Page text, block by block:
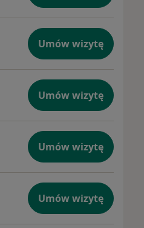
Umów wizytę
Umów wizytę
Umów wizytę
Umów wizytę